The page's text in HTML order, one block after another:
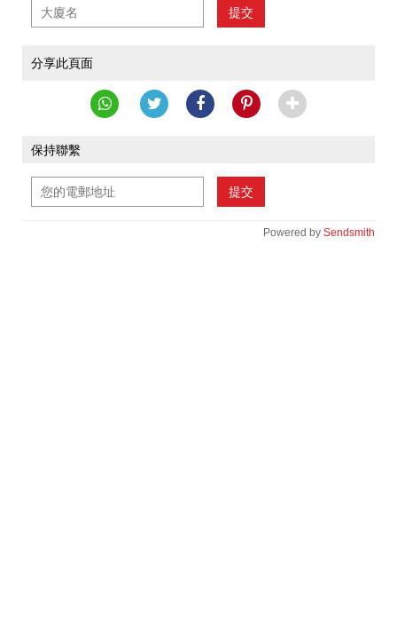
提交
分享此頁面
保持聯繫
提交
Powered by Sendsmith